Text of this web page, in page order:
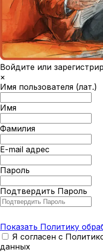
Войдите или
×
Имя пользователя (лат.)
Имя
Фамилия
E-mail адрес
Пароль
Подтвердить Пароль
Показать Политику
Я согласен с
данных